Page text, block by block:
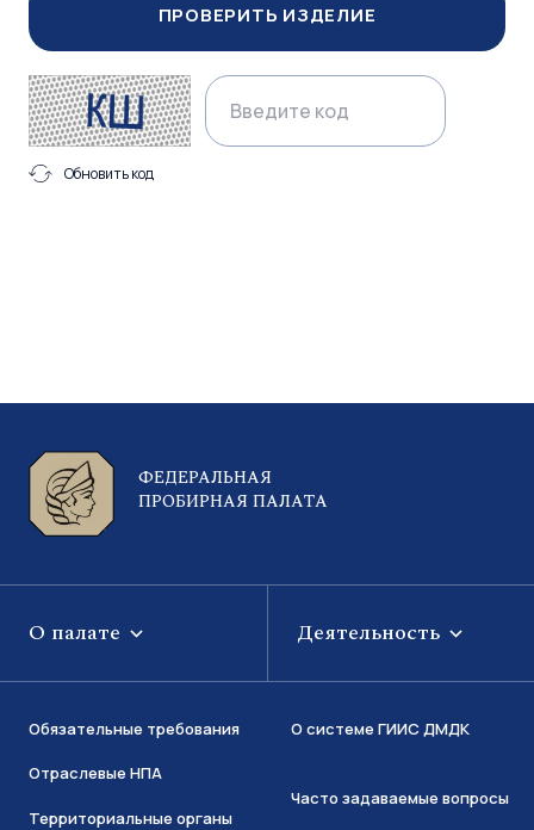
ПРОВЕРИТЬ ИЗДЕЛИЕ
Обновить код
ФЕДЕРАЛЬНАЯ
ПРОБИРНАЯ ПАЛАТА
О палате Деятельность
Обязательные требования
Отраслевые НПА
Территориальные органы
О системе ГИИС ДМДК
Часто задаваемые вопросы